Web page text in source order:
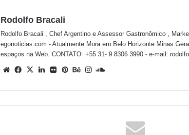
Rodolfo Bracali
Rodolfo Bracali , Chef Argentino e Assessor Gastronômico ,
egonoticias.com - Atualmente Mora em Belo Horizonte Minas
espaços na Web. CONTATO: +55 31- 9 8306 3990 - e-mail: